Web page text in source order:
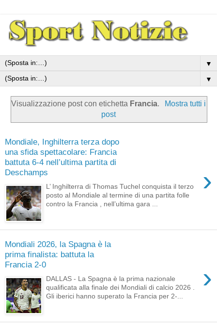
▼
▼
Visualizzazione post con etichetta Francia.
Mostra tutti i
post
Mondiale, Inghilterra terza dopo
una sfida spettacolare: Francia
battuta 6-4 nell’ultima partita di
Deschamps
›
L’ Inghilterra di Thomas Tuchel conquista il terzo
posto al Mondiale al termine di una partita folle
contro la Francia , nell’ultima gara ...
Mondiali 2026, la Spagna è la
prima finalista: battuta la
Francia 2-0
›
DALLAS - La Spagna è la prima nazionale
qualificata alla finale dei Mondiali di calcio 2026 .
Gli iberici hanno superato la Francia per 2-...